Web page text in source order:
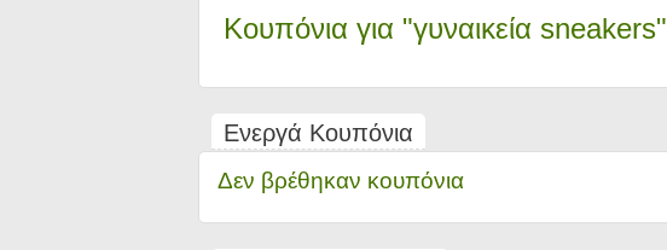
Κουπόνια για "γυναικεία sneakers"
Ενεργά Κουπόνια
Δεν βρέθηκαν κουπόνια